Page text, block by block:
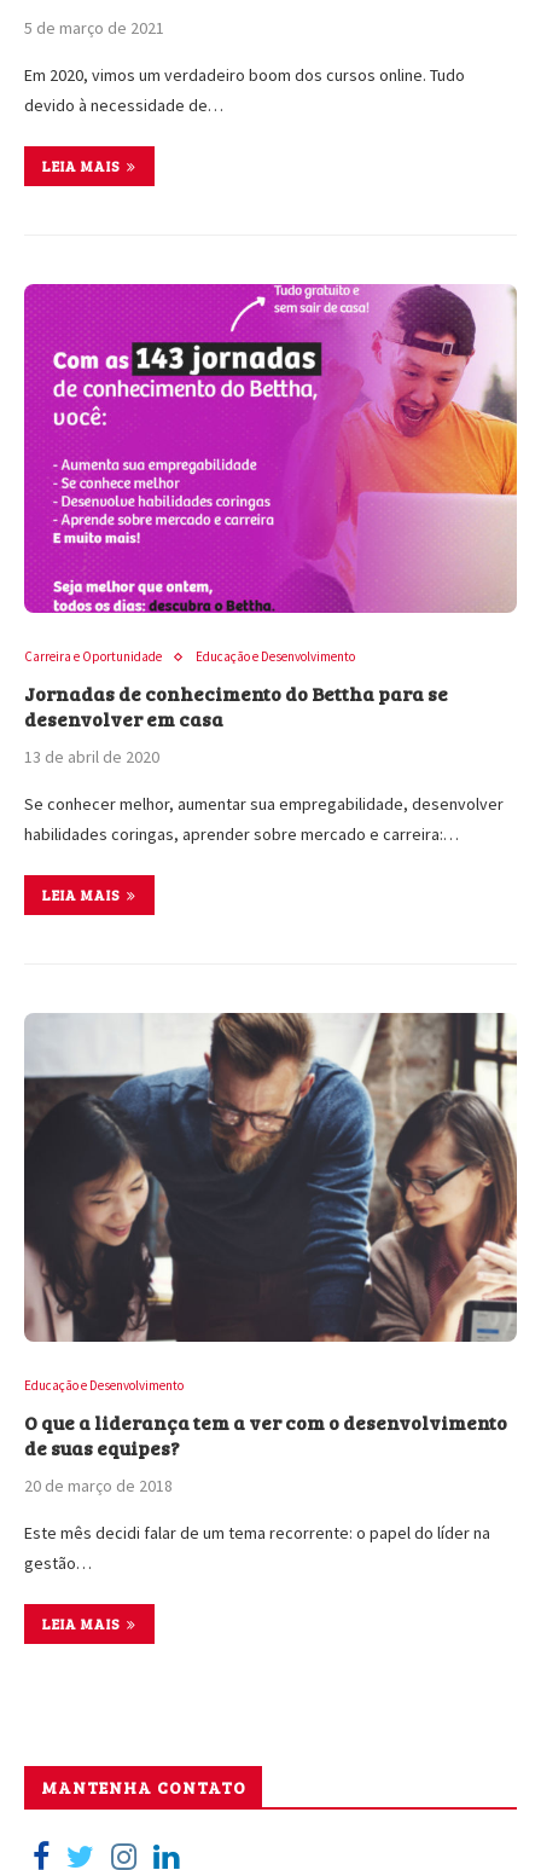
5 de março de 2021
Em 2020, vimos um verdadeiro boom dos cursos online. Tudo
devido à necessidade de…
LEIA MAIS
Carreira e Oportunidade Educação e Desenvolvimento
Jornadas de conhecimento do Bettha para se
desenvolver em casa
13 de abril de 2020
Se conhecer melhor, aumentar sua empregabilidade, desenvolver
habilidades coringas, aprender sobre mercado e carreira:…
LEIA MAIS
Educação e Desenvolvimento
O que a liderança tem a ver com o desenvolvimento
de suas equipes?
20 de março de 2018
Este mês decidi falar de um tema recorrente: o papel do líder na
gestão…
LEIA MAIS
MANTENHA CONTATO